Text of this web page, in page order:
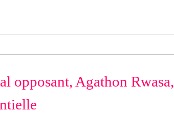
opposant, Agathon Rwasa,